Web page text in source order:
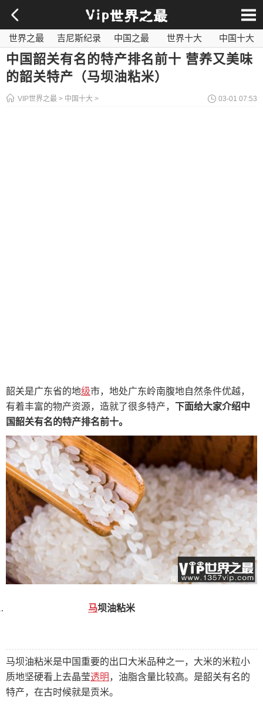
世界之最 吉尼斯纪录 中国之最 世界十大
中国十大
影视之最
奇闻异事 历史之最 社会百科 世界最毒
中国韶关有名的特产排名前十 营养又美味
的韶关特产（马坝油粘米）
VIP世界之最 > 中国十大 > 03-01 07:53
韶关是广东省的地级市，地处广东岭南腹地自然条件优越，
有着丰富的物产资源，造就了很多特产， 下面给大家介绍中
国韶关有名的特产排名前十。
马坝油粘米
马坝油粘米是中国重要的出口大米品种之一，大米的米粒小
质地坚硬看上去晶莹透明 ，油脂含量比较高。是韶关有名的
特产，在古时候就是贡米。